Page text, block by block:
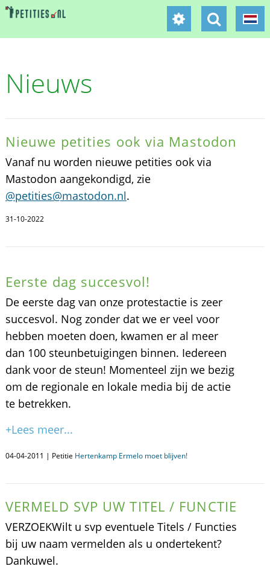
Nieuws
Nieuwe petities ook via Mastodon
Vanaf nu worden nieuwe petities ook via
Mastodon aangekondigd, zie
@petities@mastodon.nl.
31-10-2022
Eerste dag succesvol!
De eerste dag van onze protestactie is zeer
succesvol. Nog zonder dat we er veel voor
hebben moeten doen, kwamen er al meer
dan 100 steunbetuigingen binnen. Iedereen
dank voor de steun! Momenteel zijn we bezig
om de regionale en lokale media bij de actie
te betrekken.
+Lees meer...
04-04-2011 | Petitie Hertenkamp Ermelo moet blijven!
VERMELD SVP UW TITEL / FUNCTIE
VERZOEKWilt u svp eventuele Titels / Functies
bij uw naam vermelden als u ondertekent?
Dankuwel.